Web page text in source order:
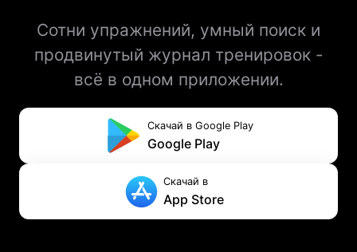
Сотни упражнений, умный поиск и
продвинутый журнал тренировок -
всё в одном приложении.
Скачай в Google Play
Google Play
Скачай в
App Store